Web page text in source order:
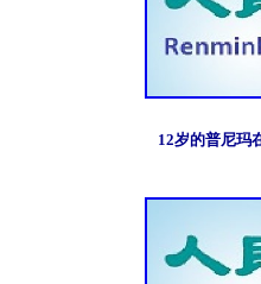
12岁的普尼玛